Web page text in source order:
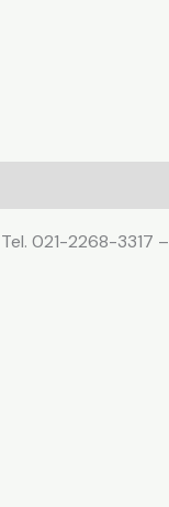
021-2268-3317 –